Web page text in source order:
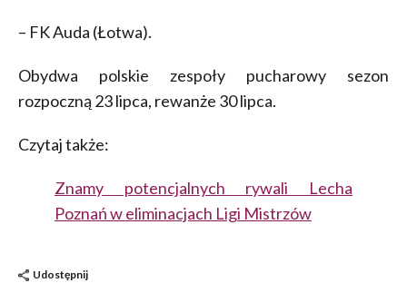
– FK Auda (Łotwa).
Obydwa polskie zespoły pucharowy sezon
rozpoczną 23 lipca, rewanże 30 lipca.
Czytaj także:
Znamy potencjalnych rywali Lecha
Poznań w eliminacjach Ligi Mistrzów
Udostępnij